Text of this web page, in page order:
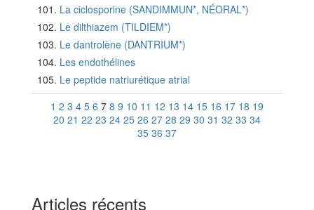
La ciclosporine (SANDIMMUN*, NÉORAL*)
Le dilthiazem (TILDIEM*)
Le dantrolène (DANTRIUM*)
Les endothélines
Le peptide natriurétique atrial
1 2 3 4 5 6 7 8 9 10 11 12 13 14 15 16 17 18 19
20 21 22 23 24 25 26 27 28 29 30 31 32 33 34
35 36 37
Articles récents